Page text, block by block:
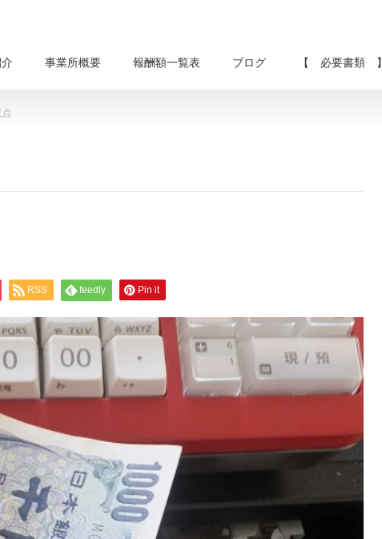
事業所概要 報酬額一覧表 ブログ 【 必要書類 】
RSS feedly Pin it